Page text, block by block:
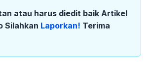
atau harus diedit baik Artikel
Silahkan Laporkan! Terima